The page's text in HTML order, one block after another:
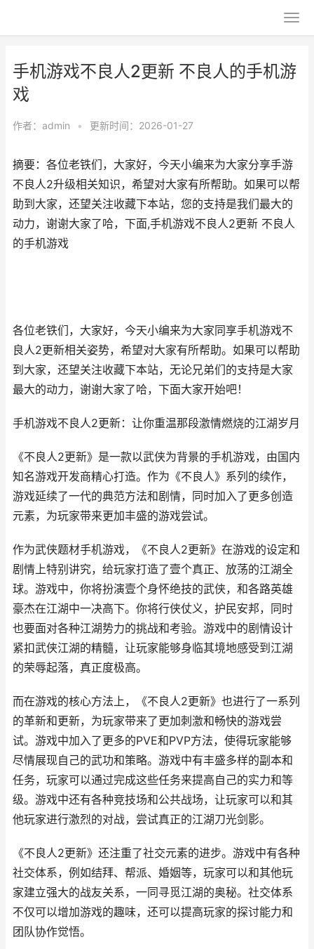
手机游戏不良人2更新 不良人的手机游
戏
作者： admin • 更新时间：2026-01-27
摘要：各位老铁们，大家好，今天小编来为大家分享手游
不良人2升级相关知识，希望对大家有所帮助。如果可以帮
助到大家，还望关注收藏下本站，您的支持是我们最大的
动力，谢谢大家了哈，下面,手机游戏不良人2更新 不良人
的手机游戏
各位老铁们，大家好，今天小编来为大家同享手机游戏不
良人2更新相关姿势，希望对大家有所帮助。如果可以帮助
到大家，还望关注收藏下本站，无论兄弟们的支持是大家
最大的动力，谢谢大家了哈，下面大家开始吧！
手机游戏不良人2更新：让你重温那段激情燃烧的江湖岁月
《不良人2更新》是一款以武侠为背景的手机游戏，由国内
知名游戏开发商精心打造。作为《不良人》系列的续作，
游戏延续了一代的典范方法和剧情，同时加入了更多创造
元素，为玩家带来更加丰盛的游戏尝试。
作为武侠题材手机游戏，《不良人2更新》在游戏的设定和
剧情上特别讲究，给玩家打造了壹个真正、放荡的江湖全
球。游戏中，你将扮演壹个身怀绝技的武侠，和各路英雄
豪杰在江湖中一决高下。你将行侠仗义，护民安邦，同时
也要面对各种江湖势力的挑战和考验。游戏中的剧情设计
紧扣武侠江湖的精髓，让玩家能够身临其境地感受到江湖
的荣辱起落，真正度极高。
而在游戏的核心方法上，《不良人2更新》也进行了一系列
的革新和更新，为玩家带来了更加刺激和畅快的游戏尝
试。游戏中加入了更多的PVE和PVP方法，使得玩家能够
尽情展现自己的武功和策略。游戏中有丰盛多样的副本和
任务，玩家可以通过完成这些任务来提高自己的实力和等
级。游戏中还有各种竞技场和公共战场，让玩家可以和其
他玩家进行激烈的对战，尝试真正的江湖刀光剑影。
《不良人2更新》还注重了社交元素的进步。游戏中有各种
社交体系，例如结拜、帮派、婚姻等，玩家可以和其他玩
家建立强大的战友关系，一同寻觅江湖的奥秘。社交体系
不仅可以增加游戏的趣味，还可以提高玩家的探讨能力和
团队协作觉悟。